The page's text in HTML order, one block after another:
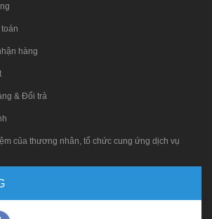
hàng
& Đổi trả
của thương nhân, tổ chức cung ứng dịch vụ